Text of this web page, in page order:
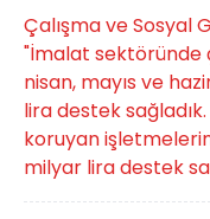
Çalışma ve Sosyal
"İmalat sektöründe
nisan, mayıs ve
lira destek
koruyan
milyar lira destek